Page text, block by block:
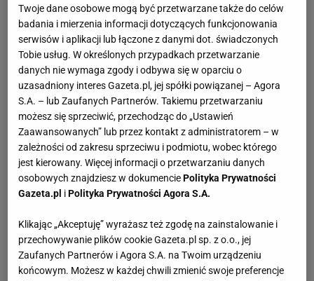
Twoje dane osobowe mogą być przetwarzane także do celów
badania i mierzenia informacji dotyczących funkcjonowania
serwisów i aplikacji lub łączone z danymi dot. świadczonych
Tobie usług. W określonych przypadkach przetwarzanie
danych nie wymaga zgody i odbywa się w oparciu o
uzasadniony interes Gazeta.pl, jej spółki powiązanej – Agora
S.A. – lub Zaufanych Partnerów. Takiemu przetwarzaniu
możesz się sprzeciwić, przechodząc do „Ustawień
Zaawansowanych” lub przez kontakt z administratorem – w
zależności od zakresu sprzeciwu i podmiotu, wobec którego
jest kierowany. Więcej informacji o przetwarzaniu danych
osobowych znajdziesz w dokumenciePolityka Prywatności
Gazeta.pl iPolityka Prywatności Agora S.A.
Klikając „Akceptuję” wyrażasz też zgodę na zainstalowanie i
przechowywanie plików cookie Gazeta.pl sp. z o.o., jej
Zaufanych Partnerów i Agora S.A. na Twoim urządzeniu
końcowym. Możesz w każdej chwili zmienić swoje preferencje